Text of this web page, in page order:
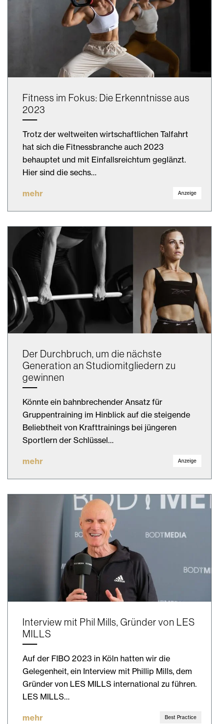
Fitness im Fokus: Die Erkenntnisse aus
2023
Trotz der weltweiten wirtschaftlichen Talfahrt
hat sich die Fitnessbranche auch 2023
behauptet und mit Einfallsreichtum geglänzt.
Hier sind die sechs…
mehr Anzeige
Der Durchbruch, um die nächste
Generation an Studiomitgliedern zu
gewinnen
Könnte ein bahnbrechender Ansatz für
Gruppentraining im Hinblick auf die steigende
Beliebtheit von Krafttrainings bei jüngeren
Sportlern der Schlüssel…
mehr Anzeige
Interview mit Phil Mills, Gründer von LES
MILLS
Auf der FIBO 2023 in Köln hatten wir die
Gelegenheit, ein Interview mit Phillip Mills, dem
Gründer von LES MILLS international zu führen.
LES MILLS…
mehr Best Practice